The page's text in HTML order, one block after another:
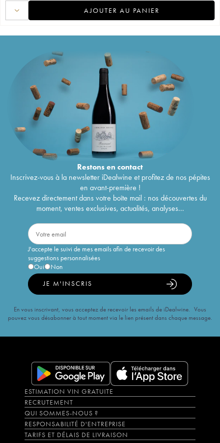
AJOUTER AU PANIER
Restons encontact
Inscrivez-vous à la newsletter iDealwine et profitez de nos pépites
en avant-première !
Recevez directement dans votre boîte mail : nos découvertes du
moment, ventes exclusives, actualités, analyses...
J'accepte le suivi de mes emails afin de recevoir des
suggestions personnalisées
Oui
Non
JE M'INSCRIS
En vous inscrivant, vous acceptez de recevoir les emails de iDealwine. Vous
pouvez vous désabonner à tout moment via le lien présent dans chaque message.
ESTIMATION VIN GRATUITE
RECRUTEMENT
QUI SOMMES-NOUS ?
RESPONSABILITÉ D'ENTREPRISE
TARIFS ET DÉLAIS DE LIVRAISON